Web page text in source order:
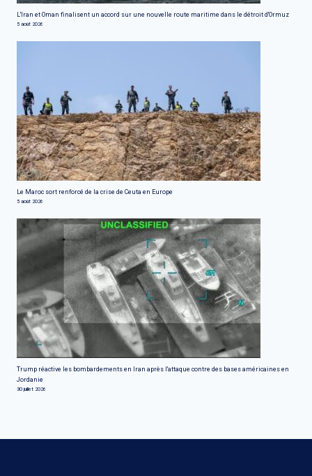
L'Iran et Oman finalisent un accord sur une nouvelle route maritime dans le détroit d'Ormuz
5 août 2026
Le Maroc sort renforcé de la crise de Ceuta en Europe
5 août 2026
Trump réactive les bombardements en Iran après l'attaque contre des bases américaines en
Jordanie
30 juillet 2026